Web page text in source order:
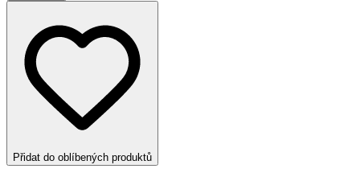
Přidat do oblíbených produktů